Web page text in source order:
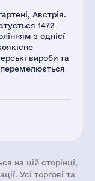
Австрія.
1472
з однієї
вироби та
на цій сторінці,
Усі торгові та